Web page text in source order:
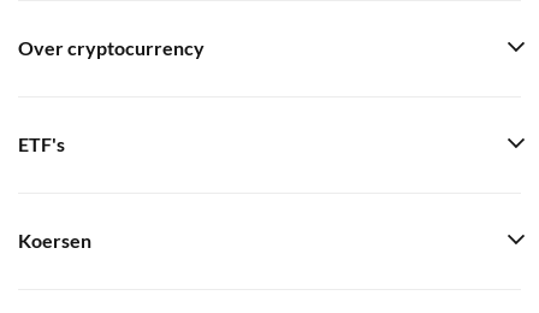
Over cryptocurrency
ETF's
Koersen